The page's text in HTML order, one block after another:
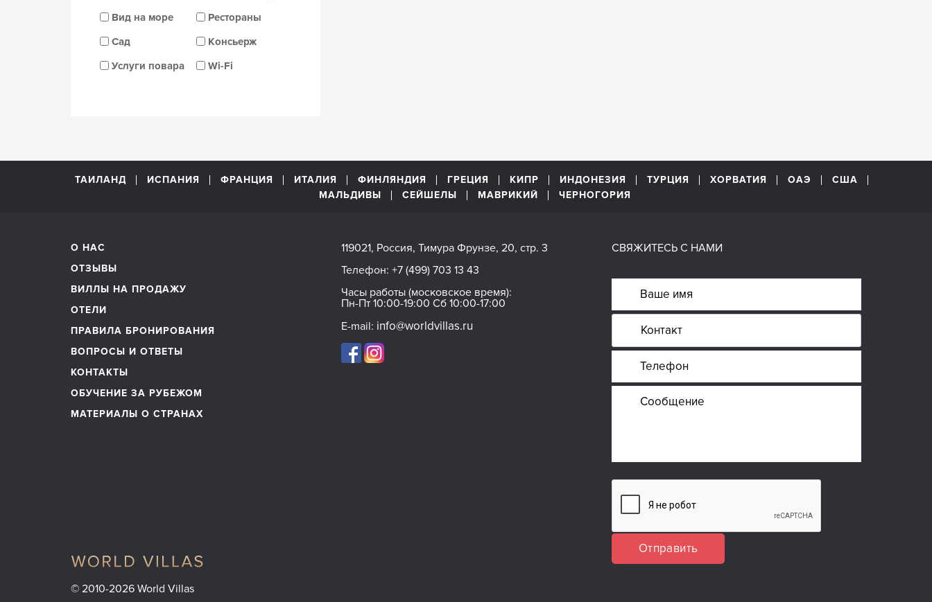
Вид на море
Сад
Услуги повара
Рестораны
Консьерж
Wi-Fi
ТАИЛАНД ИСПАНИЯ ФРАНЦИЯ ИТАЛИЯ ФИНЛЯНДИЯ ГРЕЦИЯ КИПР ИНДОНЕЗИЯ ТУРЦИЯ ХОРВАТИЯ ОАЭ
США
МАЛЬДИВЫ
СЕЙШЕЛЫ МАВРИКИЙ ЧЕРНОГОРИЯ
О НАС
ОТЗЫВЫ
ВИЛЛЫ НА ПРОДАЖУ
ОТЕЛИ
ПРАВИЛА БРОНИРОВАНИЯ
ВОПРОСЫ И ОТВЕТЫ
КОНТАКТЫ
ОБУЧЕНИЕ ЗА РУБЕЖОМ
МАТЕРИАЛЫ О СТРАНАХ
119021, Россия, Тимура Фрунзе, 20, стр. 3
Телефон: +7 (499) 703 13 43
Часы работы (московское время):
Пн-Пт 10:00-19:00 Сб 10:00-17:00
E-mail: info@worldvillas.ru
СВЯЖИТЕСЬ С НАМИ
Отправить
© 2010-2026 World Villas